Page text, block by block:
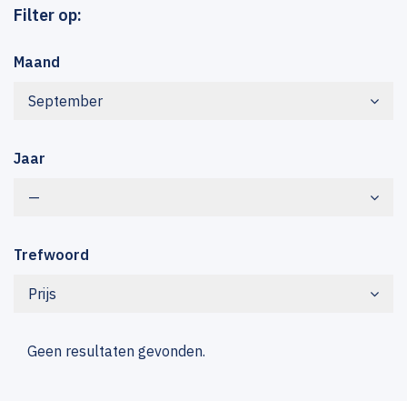
Filter op:
Maand
September
Jaar
—
Trefwoord
Prijs
Geen resultaten gevonden.